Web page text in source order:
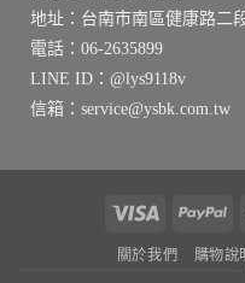
地址：台南市南區健康路二
電話：06-2635899
LINE ID：@lys9118v
信箱：service@ysbk.com.tw
Visa
關於我們 購物說